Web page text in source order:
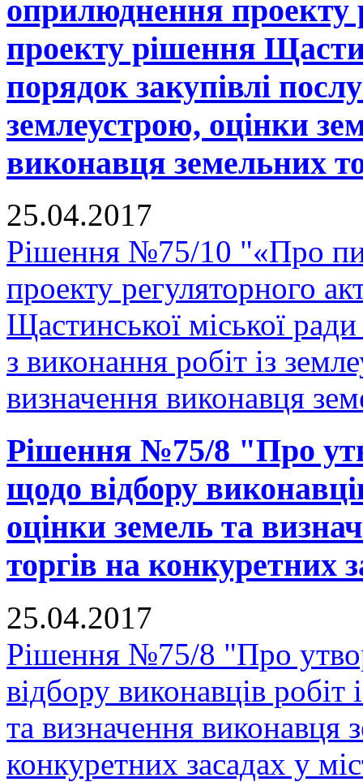
оприлюднення проекту
проекту рішення
порядок закупівлі
землеустрою, оцінки
виконавця земельних
25.04.2017
Рішення №75/10 "«Про
проекту регуляторного
Щастинської міської
з виконання робіт із
визначення виконавця
Рішення №75/8 "Про
щодо відбору
оцінки земель та
торгів на конкуретних
25.04.2017
Рішення №75/8 "Про
відбору виконавців
та визначення виконавця
конкуретних засадах у